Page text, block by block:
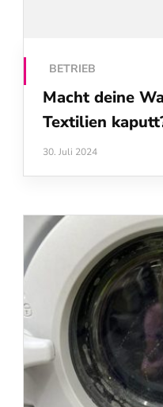
BETRIEB
Macht deine
Textilien
30. Juli 2024